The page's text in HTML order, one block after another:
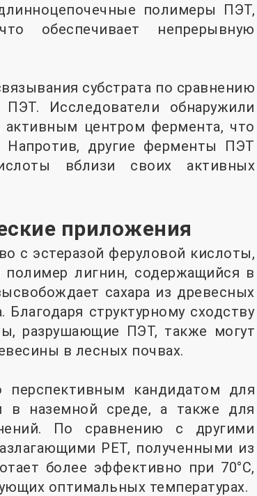
полимеры ПЭТ,
обеспечивает непрерывную
субстрата по сравнению
Исследователи обнаружили
центром фермента, что
другие ферменты ПЭТ
вблизи своих активных
приложения
с эстеразой феруловой кислоты,
лигнин, содержащийся в
сахара из древесных
структурному сходству
разрушающие ПЭТ, также могут
в лесных почвах.
перспективным кандидатом для
в наземной среде, а также для
По сравнению с другими
PET, полученными из
более эффективно при 70°C,
оптимальных температурах.